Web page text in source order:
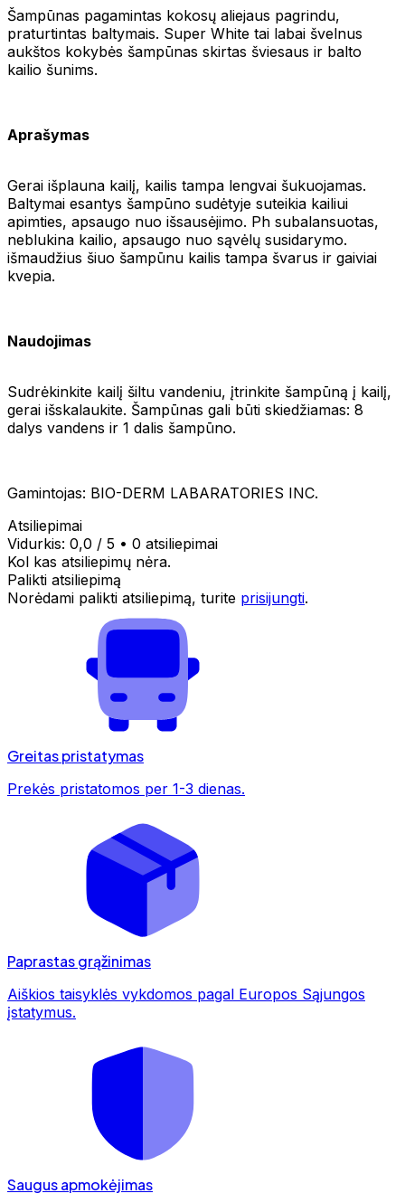
Šampūnas pagamintas kokosų aliejaus pagrindu,
praturtintas baltymais. Super White tai labai švelnus
aukštos kokybės šampūnas skirtas šviesaus ir balto
kailio šunims.
Aprašymas
Gerai išplauna kailį, kailis tampa lengvai šukuojamas.
Baltymai esantys šampūno sudėtyje suteikia kailiui
apimties, apsaugo nuo išsausėjimo. Ph subalansuotas,
neblukina kailio, apsaugo nuo sąvėlų susidarymo.
išmaudžius šiuo šampūnu kailis tampa švarus ir gaiviai
kvepia.
Naudojimas
Sudrėkinkite kailį šiltu vandeniu, įtrinkite šampūną į kailį,
gerai išskalaukite. Šampūnas gali būti skiedžiamas: 8
dalys vandens ir 1 dalis šampūno.
Gamintojas: BIO-DERM LABARATORIES INC.
Atsiliepimai
Vidurkis: 0,0 / 5 • 0 atsiliepimai
Kol kas atsiliepimų nėra.
Palikti atsiliepimą
Norėdami palikti atsiliepimą, turite prisijungti.
Greitas pristatymas
Prekės pristatomos per 1-3 dienas.
Paprastas grąžinimas
Aiškios taisyklės vykdomos pagal Europos Sąjungos
įstatymus.
Saugus apmokėjimas